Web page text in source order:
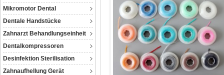
Mikromotor Dental
Dentale Handstücke
Zahnarzt Behandlungseinheit
Dentalkompressoren‎
Desinfektion Sterilisation
Zahnaufhellung Gerät